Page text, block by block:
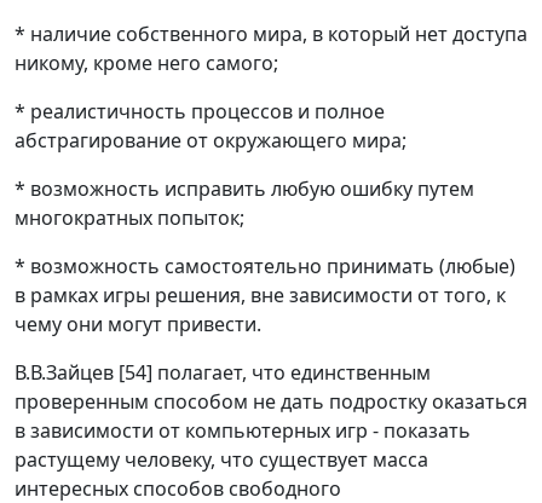
* наличие собственного мира, в который нет доступа
никому, кроме него самого;
* реалистичность процессов и полное
абстрагирование от окружающего мира;
* возможность исправить любую ошибку путем
многократных попыток;
* возможность самостоятельно принимать (любые)
в рамках игры решения, вне зависимости от того, к
чему они могут привести.
В.В.Зайцев [54] полагает, что единственным
проверенным способом не дать подростку оказаться
в зависимости от компьютерных игр - показать
растущему человеку, что существует масса
интересных способов свободного